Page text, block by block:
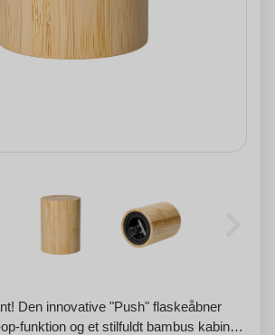
Den innovative "Push" flaskeåbner
funktion og et stilfuldt bambus kabinet